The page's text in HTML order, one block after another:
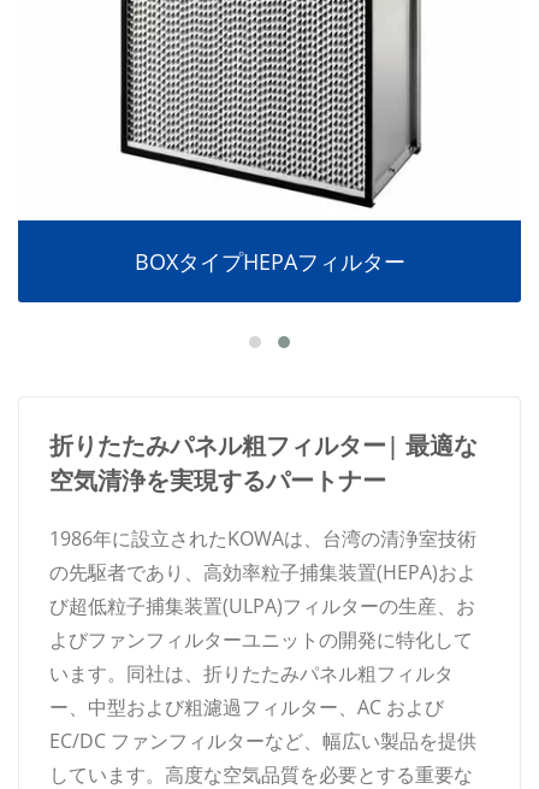
BOXタイプHEPAフィルター
折りたたみパネル粗フィルター| 最適な
空気清浄を実現するパートナー
1986年に設立されたKOWAは、台湾の清浄室技術
の先駆者であり、高効率粒子捕集装置(HEPA)およ
び超低粒子捕集装置(ULPA)フィルターの生産、お
よびファンフィルターユニットの開発に特化して
います。同社は、折りたたみパネル粗フィルタ
ー、中型および粗濾過フィルター、AC および
EC/DC ファンフィルターなど、幅広い製品を提供
しています。高度な空気品質を必要とする重要な